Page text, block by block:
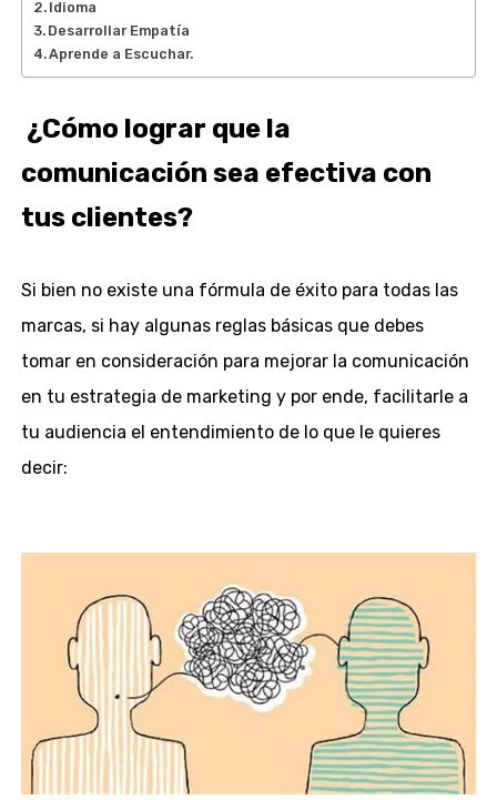
Idioma
Desarrollar Empatía
Aprende a Escuchar.
¿Cómo lograr que la
comunicación sea efectiva con
tus clientes?
Si bien no existe una fórmula de éxito para todas las
marcas, si hay algunas reglas básicas que debes
tomar en consideración para mejorar la comunicación
en tu estrategia de marketing y por ende, facilitarle a
tu audiencia el entendimiento de lo que le quieres
decir: